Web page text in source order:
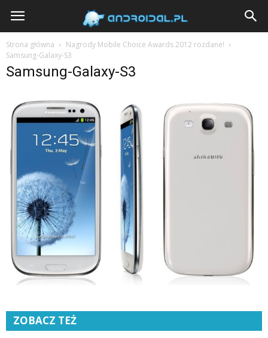
Androidal
Strona główna
Nagrody Mobile Choice Awards 2012 rozdane!
Samsung-Galaxy-S3
Samsung-Galaxy-S3
ZOBACZ TEŻ